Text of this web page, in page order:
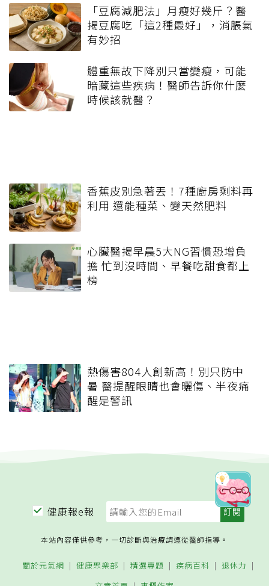
「豆腐減肥法」月瘦好幾斤？醫
揭豆腐吃「這2種最好」，消脹氣
有妙招
體重無故下降別只當變瘦，可能
暗藏這些疾病！醫師告訴你什麼
時候該就醫？
香蕉皮別急著丟！7種廚房剩料再
利用 還能種菜、變天然肥料
心臟醫揭早晨5大NG習慣恐增負
擔 忙到沒時間、早餐吃甜食都上
榜
熱傷害804人創新高！別只防中
暑 醫提醒眼睛也會曬傷、半夜痛
醒是警訊
健康報e報
本站內容僅供參考，一切診斷與治療請遵從醫師指導。
關於元氣網 健康聚樂部 精選專題 疾病百科
退休力